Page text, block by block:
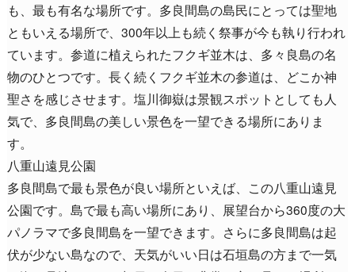
も、最も有名な場所です。多良間島の島民にとっては聖地
ともいえる場所で、300年以上も続く祭事が今も執り行われ
ています。参道に植えられたフクギ並木は、多々良島の名
物のひとつです。長く続くフクギ並木の参道は、どこか神
聖さを感じさせます。塩川御嶽は景観スポットとしても人
気で、多良間島の美しい景色を一望できる場所にありま
す。
八重山遠見公園
多良間島で最も景色が良い場所といえば、この八重山遠見
公園です。島で最も高い場所にあり、展望台から360度の大
パノラマで多良間島を一望できます。さらに多良間島は起
伏が少ない島なので、天気がいい日は石垣島の方まで一気